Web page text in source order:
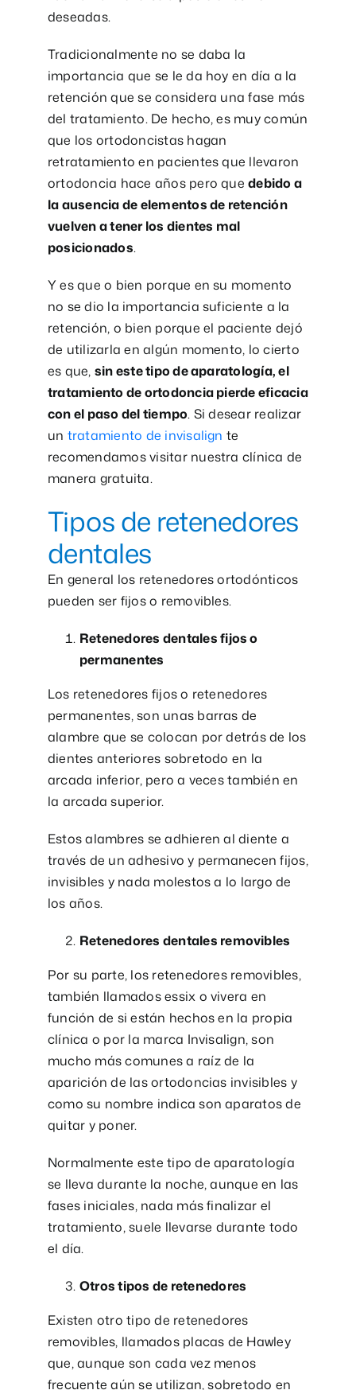
deseadas.
Tradicionalmente no se daba la
importancia que se le da hoy en día a la
retención que se considera una fase más
del tratamiento. De hecho, es muy común
que los ortodoncistas hagan
retratamiento en pacientes que llevaron
ortodoncia hace años pero quedebido a
la ausencia de elementos de retención
vuelven a tener los dientes mal
posicionados.
Y es que o bien porque en su momento
no se dio la importancia suficiente a la
retención, o bien porque el paciente dejó
de utilizarla en algún momento, lo cierto
es que, sin este tipo de aparatología, el
tratamiento de ortodoncia pierde eficacia
con el paso del tiempo. Si desear realizar
un tratamiento de invisalign te
recomendamos visitar nuestra clínica de
manera gratuita.
Tipos de retenedores
dentales
En general los retenedores ortodónticos
pueden ser fijos o removibles.
Retenedores dentales fijos o
permanentes
Los retenedores fijos o retenedores
permanentes, son unas barras de
alambre que se colocan por detrás de los
dientes anteriores sobretodo en la
arcada inferior, pero a veces también en
la arcada superior.
Estos alambres se adhieren al diente a
través de un adhesivo y permanecen fijos,
invisibles y nada molestos a lo largo de
los años.
Retenedores dentales removibles
Por su parte, los retenedores removibles,
también llamados essix o vivera en
función de si están hechos en la propia
clínica o por la marca Invisalign, son
mucho más comunes a raíz de la
aparición de las ortodoncias invisibles y
como su nombre indica son aparatos de
quitar y poner.
Normalmente este tipo de aparatología
se lleva durante la noche, aunque en las
fases iniciales, nada más finalizar el
tratamiento, suele llevarse durante todo
el día.
Otros tipos de retenedores
Existen otro tipo de retenedores
removibles, llamados placas de Hawley
que, aunque son cada vez menos
frecuente aún se utilizan, sobretodo en